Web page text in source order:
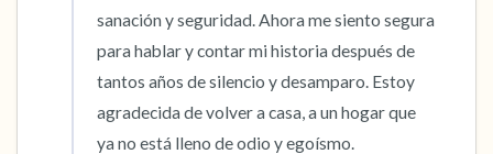
sanación y seguridad. Ahora me siento segura
para hablar y contar mi historia después de
tantos años de silencio y desamparo. Estoy
agradecida de volver a casa, a un hogar que
ya no está lleno de odio y egoísmo.